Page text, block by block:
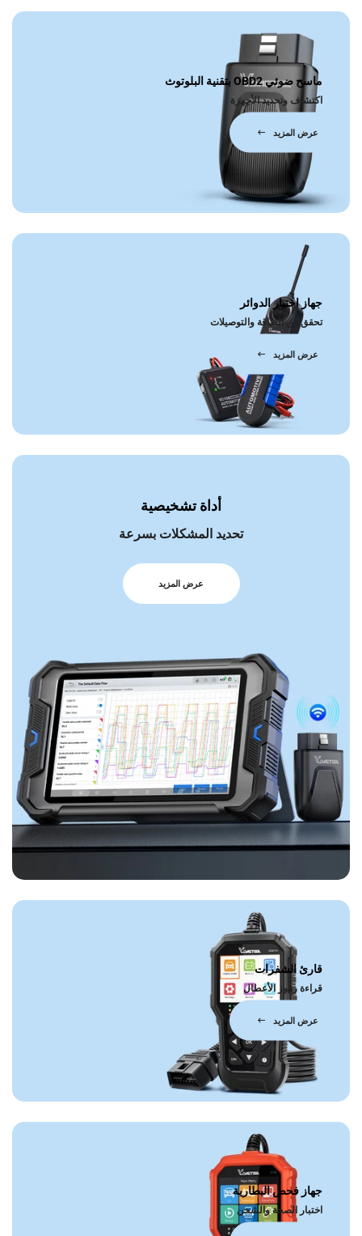
ماسح ضوئي OBD2 بتقنية البلوتوث
اكتشاف وتحديد الأجهزة
عرض المزيد
جهاز اختبار الدوائر
تحقق من الطاقة والتوصيلات
عرض المزيد
أداة تشخيصية
تحديد المشكلات بسرعة
عرض المزيد
قارئ الشفرات
قراءة رموز الأعطال
عرض المزيد
جهاز فحص البطارية
اختبار الصحة والشحن